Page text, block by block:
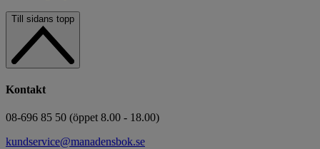
Till sidans topp
Kontakt
08-696 85 50 (öppet 8.00 - 18.00)
kundservice@manadensbok.se